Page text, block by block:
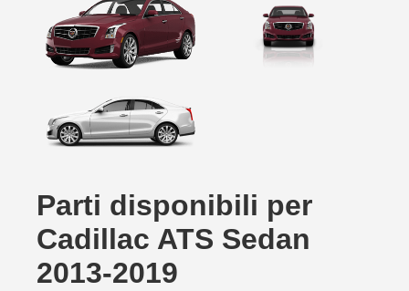
Parti disponibili per
Cadillac ATS Sedan
2013-2019